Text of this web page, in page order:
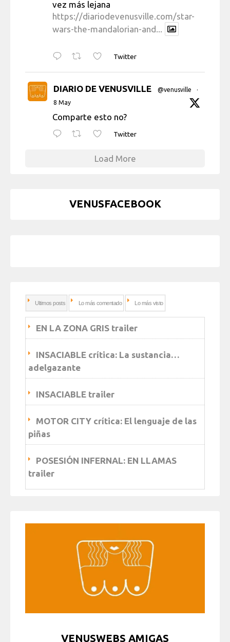
vez más lejana
https://diariodevenusville.com/star-
wars-the-mandalorian-and...
Twitter
DIARIO DE VENUSVILLE @venusville
·
8 May
Comparte esto no?
Twitter
Load More
VENUSFACEBOOK
Ultimos posts Lo más comentado Lo más visto
EN LA ZONA GRIS trailer
INSACIABLE crítica: La sustancia…
adelgazante
INSACIABLE trailer
MOTOR CITY crítica: El lenguaje de las
piñas
POSESIÓN INFERNAL: EN LLAMAS
trailer
VENUSWEBS AMIGAS